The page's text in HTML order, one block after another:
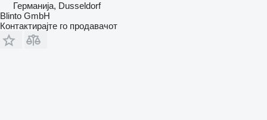
Германија, Dusseldorf
Blinto GmbH
Контактирајте го продавачот